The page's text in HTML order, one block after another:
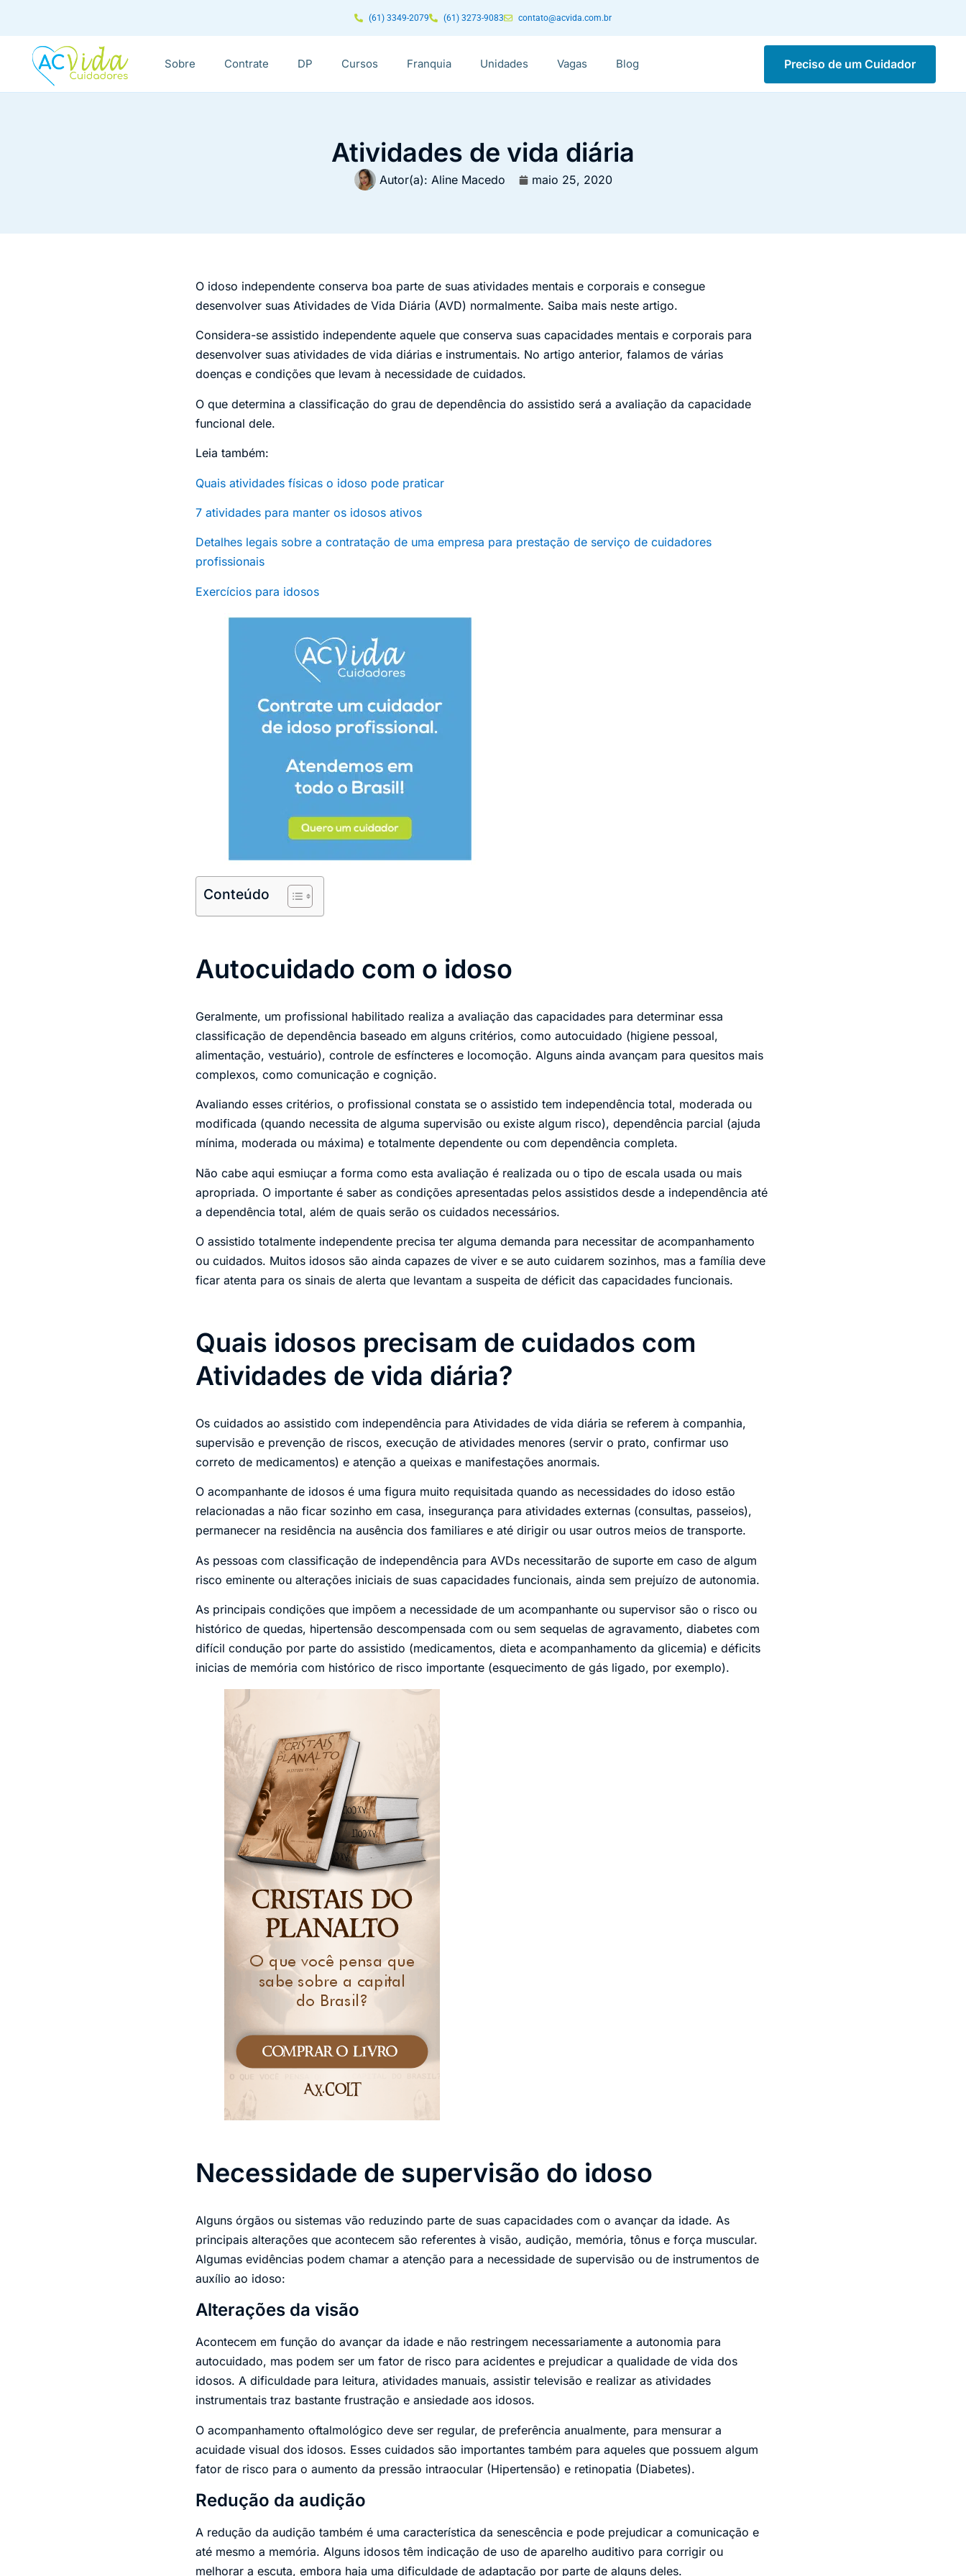
(61) 3349-2079 (61) 3273-9083 contato@acvida.com.br
Sobre Contrate DP Cursos Franquia Unidades Vagas Blog Preciso de um Cuidador
Atividades de vida diária
Autor(a): Aline Macedo maio 25, 2020
O idoso independente conserva boa parte de suas atividades mentais e corporais e consegue
desenvolver suas Atividades de Vida Diária (AVD) normalmente. Saiba mais neste artigo.
Considera-se assistido independente aquele que conserva suas capacidades mentais e corporais para
desenvolver suas atividades de vida diárias e instrumentais. No artigo anterior, falamos de várias
doenças e condições que levam à necessidade de cuidados.
O que determina a classificação do grau de dependência do assistido será a avaliação da capacidade
funcional dele.
Leia também:
Quais atividades físicas o idoso pode praticar
7 atividades para manter os idosos ativos
Detalhes legais sobre a contratação de uma empresa para prestação de serviço de cuidadores
profissionais
Exercícios para idosos
Conteúdo
Autocuidado com o idoso
Geralmente, um profissional habilitado realiza a avaliação das capacidades para determinar essa
classificação de dependência baseado em alguns critérios, como autocuidado (higiene pessoal,
alimentação, vestuário), controle de esfíncteres e locomoção. Alguns ainda avançam para quesitos mais
complexos, como comunicação e cognição.
Avaliando esses critérios, o profissional constata se o assistido tem independência total, moderada ou
modificada (quando necessita de alguma supervisão ou existe algum risco), dependência parcial (ajuda
mínima, moderada ou máxima) e totalmente dependente ou com dependência completa.
Não cabe aqui esmiuçar a forma como esta avaliação é realizada ou o tipo de escala usada ou mais
apropriada. O importante é saber as condições apresentadas pelos assistidos desde a independência até
a dependência total, além de quais serão os cuidados necessários.
O assistido totalmente independente precisa ter alguma demanda para necessitar de acompanhamento
ou cuidados. Muitos idosos são ainda capazes de viver e se auto cuidarem sozinhos, mas a família deve
ficar atenta para os sinais de alerta que levantam a suspeita de déficit das capacidades funcionais.
Quais idosos precisam de cuidados com
Atividades de vida diária?
Os cuidados ao assistido com independência para Atividades de vida diária se referem à companhia,
supervisão e prevenção de riscos, execução de atividades menores (servir o prato, confirmar uso
correto de medicamentos) e atenção a queixas e manifestações anormais.
O acompanhante de idosos é uma figura muito requisitada quando as necessidades do idoso estão
relacionadas a não ficar sozinho em casa, insegurança para atividades externas (consultas, passeios),
permanecer na residência na ausência dos familiares e até dirigir ou usar outros meios de transporte.
As pessoas com classificação de independência para AVDs necessitarão de suporte em caso de algum
risco eminente ou alterações iniciais de suas capacidades funcionais, ainda sem prejuízo de autonomia.
As principais condições que impõem a necessidade de um acompanhante ou supervisor são o risco ou
histórico de quedas, hipertensão descompensada com ou sem sequelas de agravamento, diabetes com
difícil condução por parte do assistido (medicamentos, dieta e acompanhamento da glicemia) e déficits
inicias de memória com histórico de risco importante (esquecimento de gás ligado, por exemplo).
Necessidade de supervisão do idoso
Alguns órgãos ou sistemas vão reduzindo parte de suas capacidades com o avançar da idade. As
principais alterações que acontecem são referentes à visão, audição, memória, tônus e força muscular.
Algumas evidências podem chamar a atenção para a necessidade de supervisão ou de instrumentos de
auxílio ao idoso:
Alterações da visão
Acontecem em função do avançar da idade e não restringem necessariamente a autonomia para
autocuidado, mas podem ser um fator de risco para acidentes e prejudicar a qualidade de vida dos
idosos. A dificuldade para leitura, atividades manuais, assistir televisão e realizar as atividades
instrumentais traz bastante frustração e ansiedade aos idosos.
O acompanhamento oftalmológico deve ser regular, de preferência anualmente, para mensurar a
acuidade visual dos idosos. Esses cuidados são importantes também para aqueles que possuem algum
fator de risco para o aumento da pressão intraocular (Hipertensão) e retinopatia (Diabetes).
Redução da audição
A redução da audição também é uma característica da senescência e pode prejudicar a comunicação e
até mesmo a memória. Alguns idosos têm indicação de uso de aparelho auditivo para corrigir ou
melhorar a escuta, embora haja uma dificuldade de adaptação por parte de alguns deles.